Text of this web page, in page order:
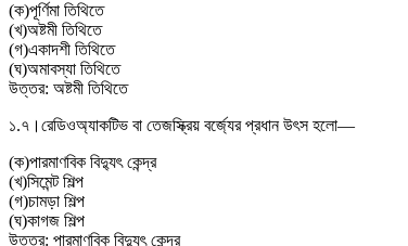
(ক)পূর্ণিমা তিথিতে
(খ)অষ্টমী তিথিতে
(গ)একাদশী তিথিতে
(ঘ)অমাবস্যা তিথিতে
উত্তর: অষ্টমী তিথিতে
১.৭। রেডিওঅ্যাকটিভ বা তেজস্ক্রিয় বর্জ্যের প্রধান উৎস হলো—
(ক)পারমাণবিক বিদ্যুৎ কেন্দ্র
(খ)সিমেন্ট শিল্প
(গ)চামড়া শিল্প
(ঘ)কাগজ শিল্প
উত্তর: পারমাণবিক বিদ্যুৎ কেন্দ্র